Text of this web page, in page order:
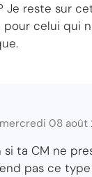
Je reste sur
celui qui
08 août
si ta CM ne
pas ce